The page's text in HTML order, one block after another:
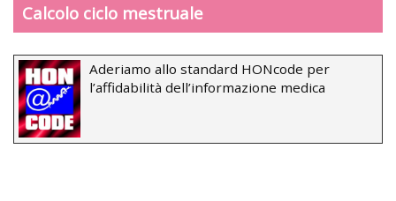
Calcolo ciclo mestruale
Aderiamo allo standard HONcode per
l’affidabilità dell’informazione medica